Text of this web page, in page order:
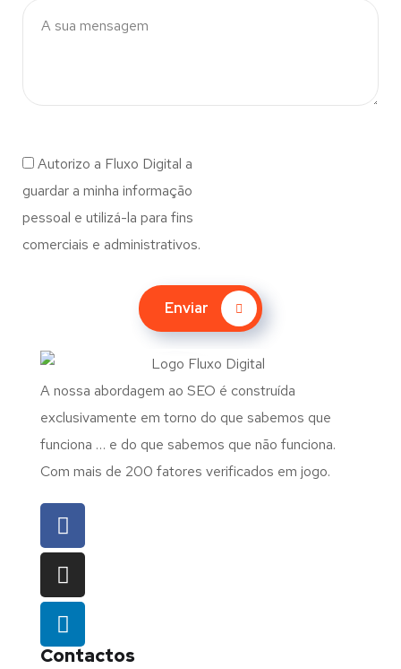
Autorizo a Fluxo Digital a
guardar a minha informação
pessoal e utilizá-la para fins
comerciais e administrativos.
Enviar
A nossa abordagem ao SEO é construída
exclusivamente em torno do que sabemos que
funciona … e do que sabemos que não funciona.
Com mais de 200 fatores verificados em jogo.
Contactos